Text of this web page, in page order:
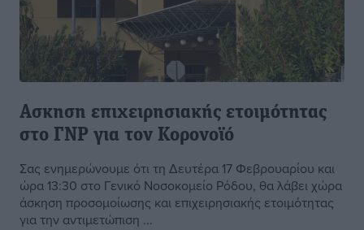
Ασκηση επιχειρησιακής ετοιμότητας
στο ΓΝΡ για τον Κορονοϊό
Σας ενημερώνουμε ότι τη Δευτέρα 17 Φεβρουαρίου και
ώρα 13:30 στο Γενικό Νοσοκομείο Ρόδου, θα λάβει χώρα
άσκηση προσομοίωσης και επιχειρησιακής ετοιμότητας
για την αντιμετώπιση ...